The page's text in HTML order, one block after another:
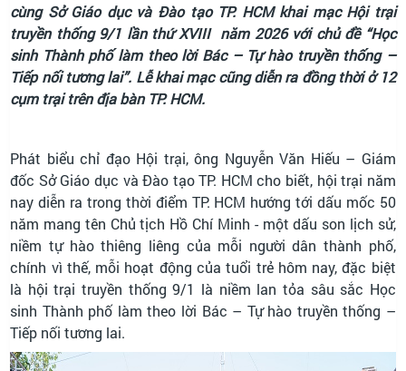
cùng Sở Giáo dục và Đào tạo TP. HCM khai mạc Hội trại
truyền thống 9/1 lần thứ XVIII năm 2026 với chủ đề “Học
sinh Thành phố làm theo lời Bác – Tự hào truyền thống –
Tiếp nối tương lai”. Lễ khai mạc cũng diễn ra đồng thời ở 12
cụm trại trên địa bàn TP. HCM.
Phát biểu chỉ đạo Hội trại, ông Nguyễn Văn Hiếu – Giám
đốc Sở Giáo dục và Đào tạo TP. HCM cho biết, hội trại năm
nay diễn ra trong thời điểm TP. HCM hướng tới dấu mốc 50
năm mang tên Chủ tịch Hồ Chí Minh - một dấu son lịch sử,
niềm tự hào thiêng liêng của mỗi người dân thành phố,
chính vì thế, mỗi hoạt động của tuổi trẻ hôm nay, đặc biệt
là hội trại truyền thống 9/1 là niềm lan tỏa sâu sắc Học
sinh Thành phố làm theo lời Bác – Tự hào truyền thống –
Tiếp nối tương lai.